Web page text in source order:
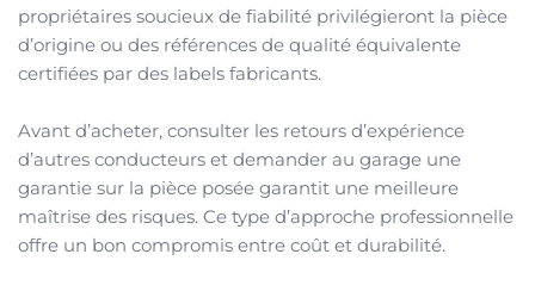
propriétaires soucieux de fiabilité privilégieront la pièce
d’origine ou des références de qualité équivalente
certifiées par des labels fabricants.
Avant d’acheter, consulter les retours d’expérience
d’autres conducteurs et demander au garage une
garantie sur la pièce posée garantit une meilleure
maîtrise des risques. Ce type d’approche professionnelle
offre un bon compromis entre coût et durabilité.